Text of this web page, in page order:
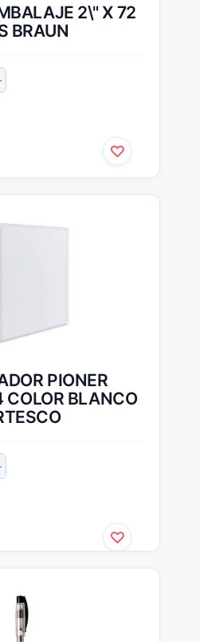
2\" X 72
BRAUN
PIONER
COLOR BLANCO